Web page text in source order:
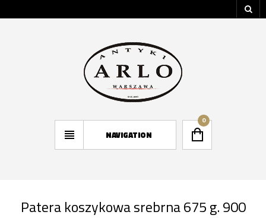
NAVIGATION
0
Patera koszykowa srebrna 675 g. 900